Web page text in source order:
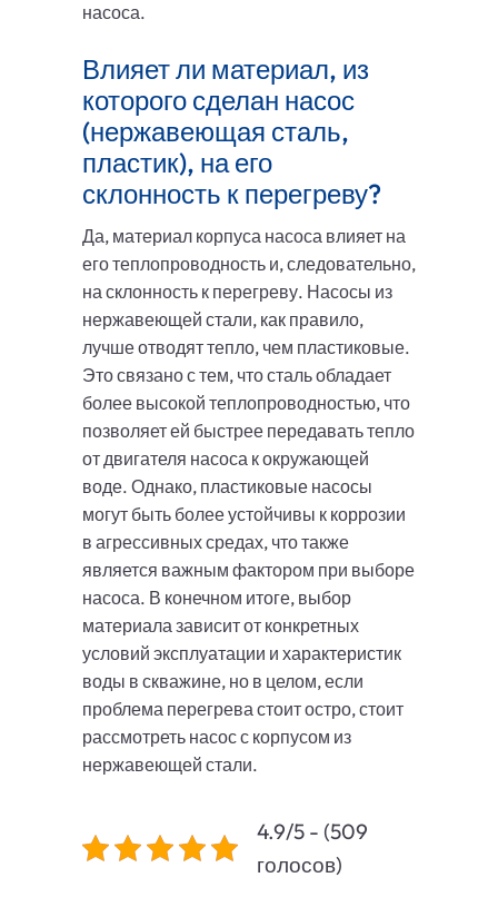
насоса.
Влияет ли материал, из
которого сделан насос
(нержавеющая сталь,
пластик), на его
склонность к перегреву?
Да, материал корпуса насоса влияет на
его теплопроводность и, следовательно,
на склонность к перегреву. Насосы из
нержавеющей стали, как правило,
лучше отводят тепло, чем пластиковые.
Это связано с тем, что сталь обладает
более высокой теплопроводностью, что
позволяет ей быстрее передавать тепло
от двигателя насоса к окружающей
воде. Однако, пластиковые насосы
могут быть более устойчивы к коррозии
в агрессивных средах, что также
является важным фактором при выборе
насоса. В конечном итоге, выбор
материала зависит от конкретных
условий эксплуатации и характеристик
воды в скважине, но в целом, если
проблема перегрева стоит остро, стоит
рассмотреть насос с корпусом из
нержавеющей стали.
4.9/5 - (509
голосов)